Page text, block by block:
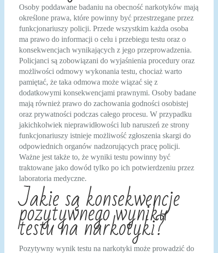
Osoby poddawane badaniu na obecność narkotyków mają
określone prawa, które powinny być przestrzegane przez
funkcjonariuszy policji. Przede wszystkim każda osoba
ma prawo do informacji o celu i przebiegu testu oraz o
konsekwencjach wynikających z jego przeprowadzenia.
Policjanci są zobowiązani do wyjaśnienia procedury oraz
możliwości odmowy wykonania testu, chociaż warto
pamiętać, że taka odmowa może wiązać się z
dodatkowymi konsekwencjami prawnymi. Osoby badane
mają również prawo do zachowania godności osobistej
oraz prywatności podczas całego procesu. W przypadku
jakichkolwiek nieprawidłowości lub naruszeń ze strony
funkcjonariuszy istnieje możliwość zgłoszenia skargi do
odpowiednich organów nadzorujących pracę policji.
Ważne jest także to, że wyniki testu powinny być
traktowane jako dowód tylko po ich potwierdzeniu przez
laboratoria medyczne.
Jakie są konsekwencje
pozytywnego wyniku
testu na narkotyki?
Pozytywny wynik testu na narkotyki może prowadzić do